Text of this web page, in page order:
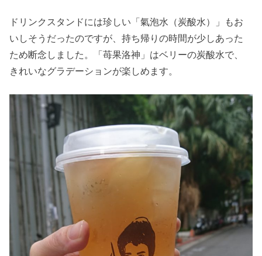
ドリンクスタンドには珍しい「氣泡水（炭酸水）」もお
いしそうだったのですが、持ち帰りの時間が少しあった
ため断念しました。「苺果洛神」はベリーの炭酸水で、
きれいなグラデーションが楽しめます。